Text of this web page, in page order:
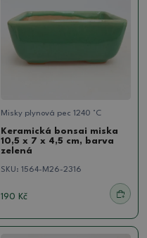
Misky plynová pec 1240 °C
Keramická bonsai miska
10,5 x 7 x 4,5 cm, barva
zelená
SKU: 1564-M26-2316
190 Kč